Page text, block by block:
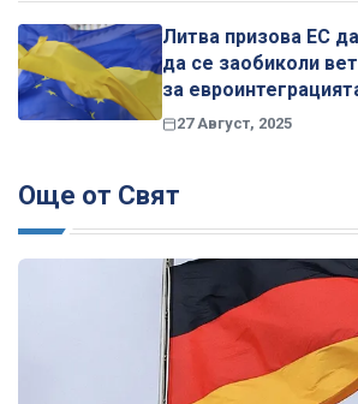
Литва призова ЕС
да се заобиколи
за
27 Август, 2025
Още от Свят